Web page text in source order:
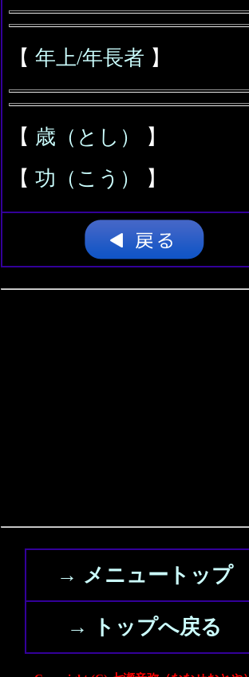
【 年上/年長者 】
【 歳（とし）
】
【 功（こう） 】
→ メニュートップ
→ トップへ戻る